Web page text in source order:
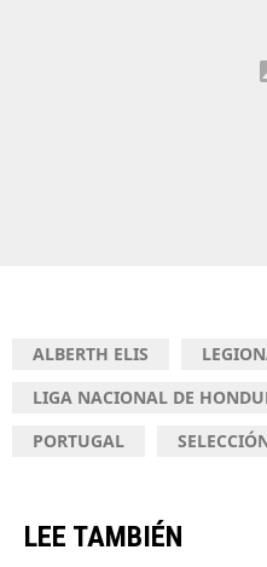
ALBERTH ELIS
LIGA NACIONAL DE
PORTUGAL
LEE TAMBIÉN